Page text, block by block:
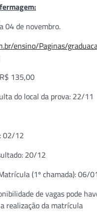
04 de novembro.
ensino/Paginas/
135,00
do local da prova: 22/11
02/12
20/12
(1º chamada): 06/
de vagas pode
realização da matrícula